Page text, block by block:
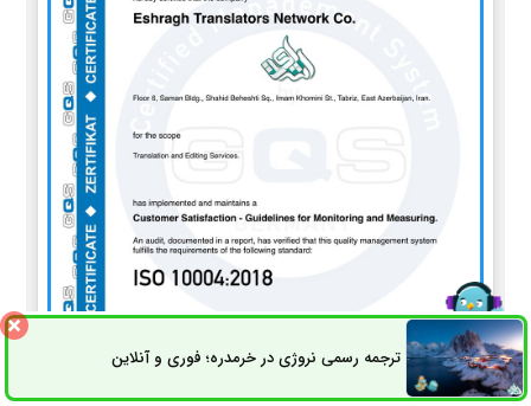
ترجمه رسمی نروژی در خرمدره؛ فوری و آنلاینثبت سفارش راه های ارتباطی